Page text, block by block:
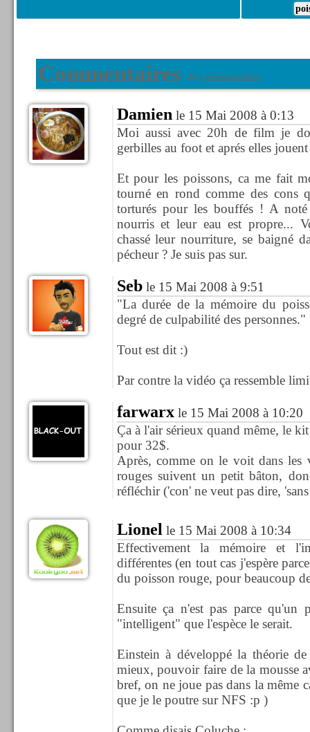
Commentaires 44 commentaires
Damien le 15 Mai 2008 à 0:13
Moi aussi avec 20h de film je
gerbilles au foot et aprés elles
Et pour les poissons, ca me fait
tourné en rond comme des cons
torturés pour les bouffés ! A
nourris et leur eau est propre...
chassé leur nourriture, se baigné
pécheur ? Je suis pas sur.
Seble 15 Mai 2008 à 9:51
"La durée de la mémoire du
degré de culpabilité des personnes."
Tout est dit :)
Par contre la vidéo ça ressemble
farwarxle 15 Mai 2008 à 10:20
Ça à l'air sérieux quand même, le
pour 32$.
Après, comme on le voit dans les
rouges suivent un petit bâton,
réfléchir ('con' ne veut pas dire,
Lionel le 15 Mai 2008 à 10:34
Effectivement la mémoire et
différentes (en tout cas j'espère
du poisson rouge, pour beaucoup
Ensuite ça n'est pas parce qu'un
"intelligent" que l'espèce le serait.
Einstein à développé la théorie
mieux, pouvoir faire de la mousse
bref, on ne joue pas dans la même
que je le poutre sur NFS :p )